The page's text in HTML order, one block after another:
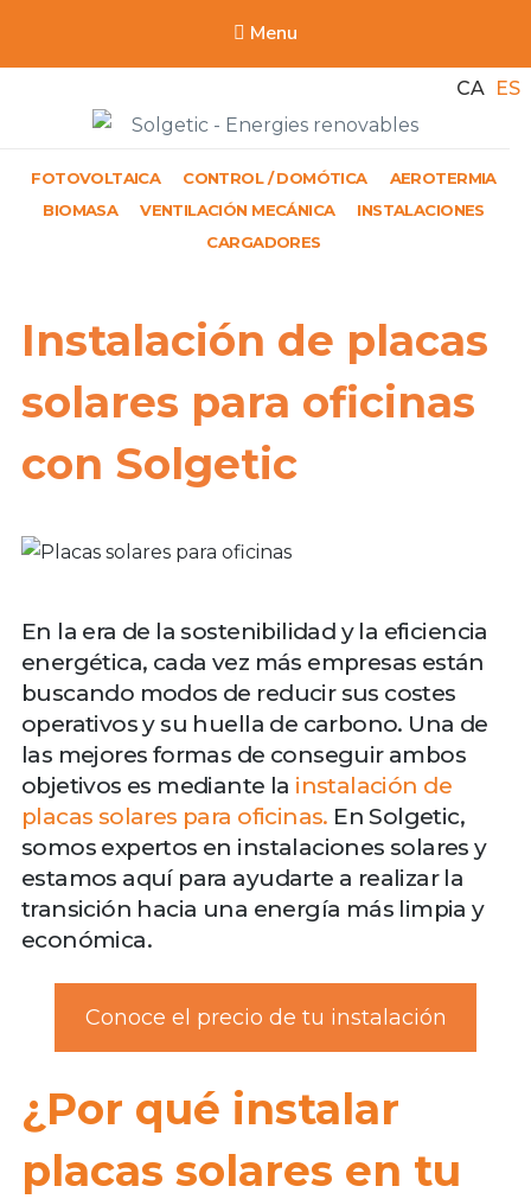
Menu
Serveis de energies renovables per a edificis
CA ES
FOTOVOLTAICA CONTROL / DOMÓTICA
AEROTERMIA
BIOMASA
VENTILACIÓN MECÁNICA
INSTALACIONES
CARGADORES
Instalación de placas
solares para oficinas
con Solgetic
En la era de la sostenibilidad y la eficiencia
energética, cada vez más empresas están
buscando modos de reducir sus costes
operativos y su huella de carbono. Una de
las mejores formas de conseguir ambos
objetivos es mediante la instalación de
placas solares para oficinas. En Solgetic,
somos expertos en instalaciones solares y
estamos aquí para ayudarte a realizar la
transición hacia una energía más limpia y
económica.
Conoce el precio de tu instalación
¿Por qué instalar
placas solares en tu